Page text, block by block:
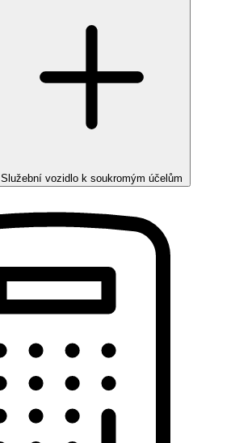
Služební vozidlo k soukromým účelům